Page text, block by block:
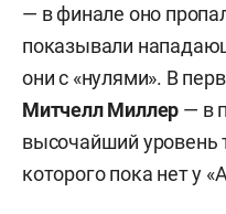
— в финале оно
показывали
они с «нулями». В
Митчелл Миллер — в
высочайший уровень
которого пока нет у